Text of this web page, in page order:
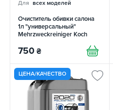
Для всех моделей
Очиститель обивки салона
1л "универсальный"
Mehrzweckreiniger Koch
750 ₴
ЦЕНА/КАЧЕСТВО